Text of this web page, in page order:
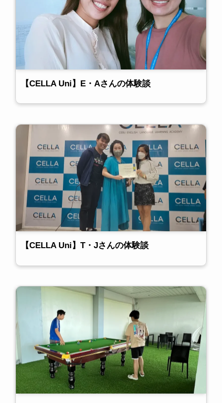
【CELLA Uni】E・Aさんの体験談
【CELLA Uni】T・Jさんの体験談